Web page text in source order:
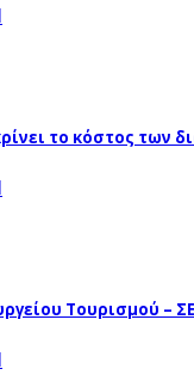
το κόστος των
Τουρισμού –